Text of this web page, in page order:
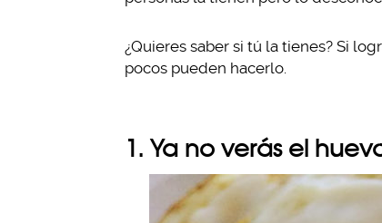
¿Quieres saber si tú la tienes? Si
pocos pueden hacerlo.
1. Ya no verás el